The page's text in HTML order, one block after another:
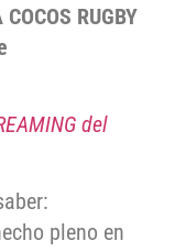
RUGBY
del
pleno en